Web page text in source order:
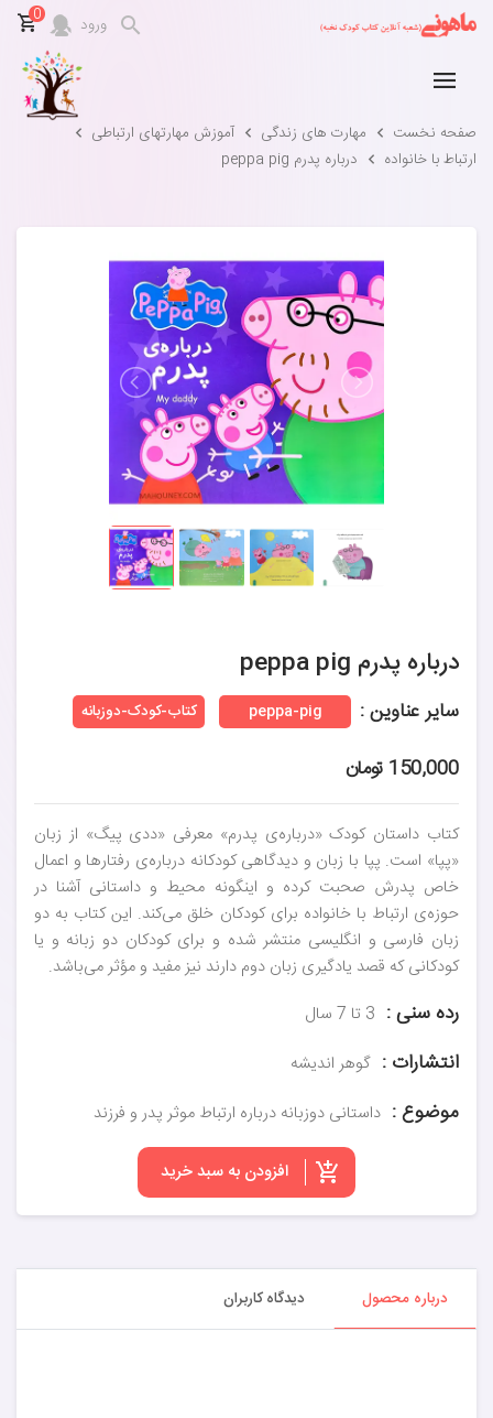
ورود 0
صفحه نخست مهارت های زندگی
آموزش مهارتهای ارتباطی
ارتباط با خانواده
درباره پدرم peppa pig
درباره پدرم peppa pig
سایر عناوین : peppa-pig کتاب-کودک-دوزبانه
150,000 تومان
کتاب داستان کودک «درباره‌ی پدرم» معرفی «ددی پیگ» از زبان
«پپا» است. پپا با زبان و دیدگاهی کودکانه درباره‌ی رفتارها و اعمال
خاص پدرش صحبت کرده و اینگونه محیط و داستانی آشنا در
حوزه‌ی ارتباط با خانواده برای کودکان خلق می‌کند. این کتاب به دو
زبان فارسی و انگلیسی منتشر شده و برای کودکان دو زبانه و یا
کودکانی که قصد یادگیری زبان دوم دارند نیز مفید و مؤثر می‌باشد.
رده سنی : 3 تا 7 سال
انتشارات : گوهر اندیشه
موضوع : داستانی دوزبانه درباره ارتباط موثر پدر و فرزند
افزودن به سبد خرید
درباره محصول دیدگاه کاربران